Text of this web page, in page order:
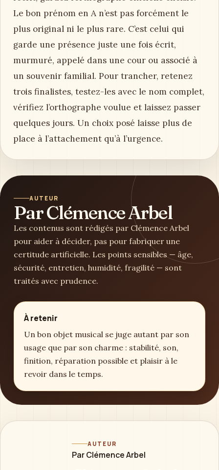
Le bon prénom en A n’est pas forcément le
plus original ni le plus rare. C’est celui qui
garde une présence juste une fois écrit,
murmuré, appelé dans une cour ou associé à
un souvenir familial. Pour trancher, retenez
trois finalistes, testez-les avec le nom complet,
vérifiez l’orthographe voulue et laissez passer
quelques jours. Un choix posé laisse plus de
place à l’attachement qu’à l’urgence.
AUTEUR
Par Clémence Arbel
Les contenus sont rédigés par Clémence Arbel
pour aider à décider, pas pour fabriquer une
certitude artificielle. Les points sensibles — âge,
sécurité, entretien, humidité, fragilité — sont
traités avec prudence.
À retenir
Un bon objet musical se juge autant par son
usage que par son charme : stabilité, son,
finition, réparation possible et plaisir à le
revoir dans le temps.
AUTEUR
Par Clémence Arbel